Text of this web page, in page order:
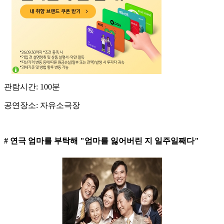
관람시간: 100분
공연장소: 자유소극장
# 연극 엄마를 부탁해 "엄마를 잃어버린 지 일주일째다"